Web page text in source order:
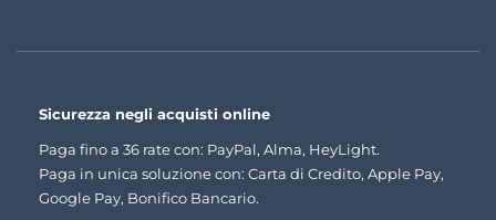
Sicurezza negli acquisti online
Paga fino a 36 rate con: PayPal, Alma, HeyLight.
Paga in unica soluzione con: Carta di Credito, Apple Pay,
Google Pay, Bonifico Bancario.